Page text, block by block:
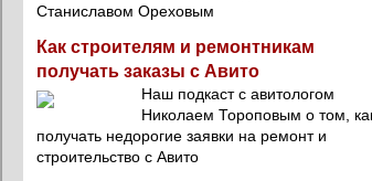
Станиславом Ореховым
Как строителям и ремонтникам
получать заказы с Авито
Наш подкаст с авитологом
Николаем Тороповым о том,
получать недорогие заявки на ремонт и
строительство с Авито